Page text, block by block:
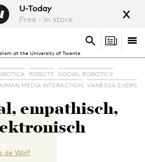
U-Today
Free - in store
x
at the University of Twente
Search
Search
ROBOTS
SOCIAL ROBOTICS
MEDIA INTERACTION VANESSA EVERS
empathisch,
de Wolf